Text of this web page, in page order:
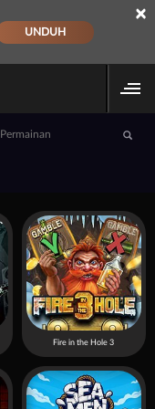
UNDUH
×
Fire in the Hole 3